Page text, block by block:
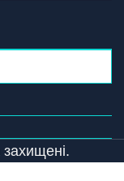
захищені.